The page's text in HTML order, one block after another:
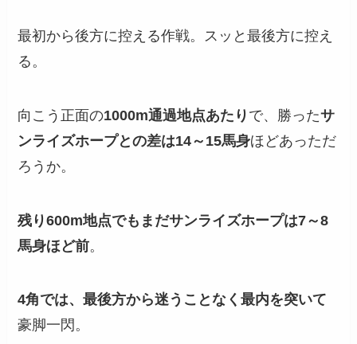
最初から後方に控える作戦。スッと最後方に控え
る。
向こう正面の1000m通過地点あたり で、勝ったサ
ンライズホープとの差は14～15馬身ほどあっただ
ろうか。
残り600m地点でもまだサンライズホープは7～8
馬身ほど前。
4角では、最後方から迷うことなく最内を突いて
豪脚一閃。